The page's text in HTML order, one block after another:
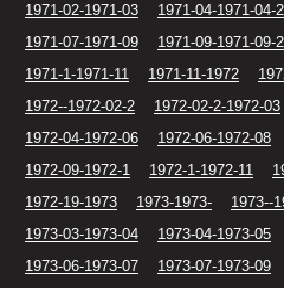
1971-02-1971-03
1971-04-1971-04-2
1971-07-1971-09
1971-09-1971-09-2
1971-1-1971-11
1971-11-1972
1972--1972-02-2
1972-02-2-1972-03
1972-04-1972-06
1972-06-1972-08
1972-09-1972-1
1972-1-1972-11
1972-19-1973
1973-1973-
1973--
1973-03-1973-04
1973-04-1973-05
1973-06-1973-07
1973-07-1973-09